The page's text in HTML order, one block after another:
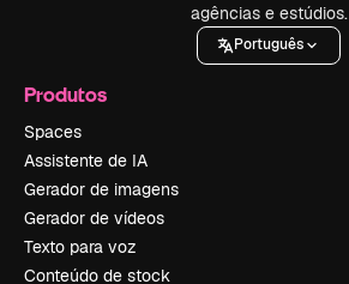
agências e estúdios.
Português
Produtos
Spaces
Assistente de IA
Gerador de imagens
Gerador de vídeos
Texto para voz
Conteúdo de stock